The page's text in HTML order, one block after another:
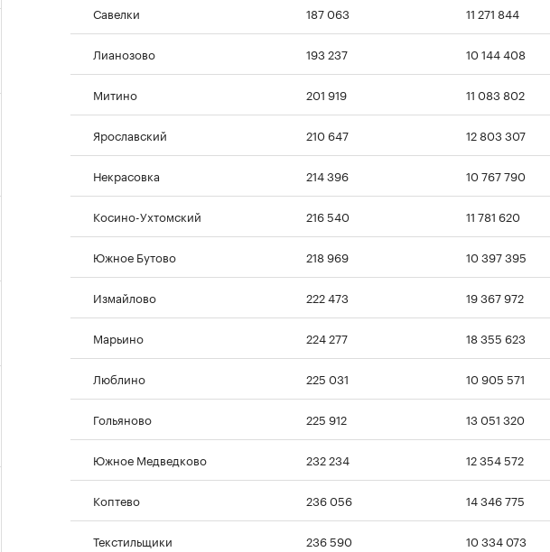
Савелки 187 063 11 271 844
Лианозово 193 237 10 144 408
Митино 201 919 11 083 802
Ярославский 210 647 12 803 307
Некрасовка 214 396 10 767 790
Косино-Ухтомский 216 540 11 781 620
Южное Бутово 218 969 10 397 395
Измайлово 222 473 19 367 972
Марьино 224 277 18 355 623
Люблино 225 031 10 905 571
Гольяново 225 912 13 051 320
Южное Медведково 232 234 12 354 572
Коптево 236 056 14 346 775
Текстильщики 236 590 10 334 073